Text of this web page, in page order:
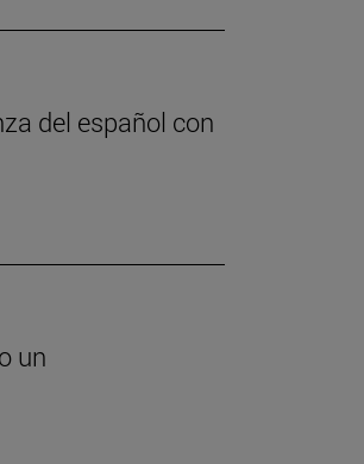
del español con
un